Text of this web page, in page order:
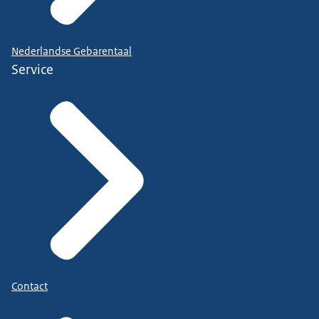
Russische kolen, het Russische gas en de Russische
een opgave. We kunnen dat realiseren door hard
te werken aan die mix van energiebesparing,
tot meer import van energie uit andere landen.
Daarbij kijken we onder andere naar Liquid
Natural Gas, dus LNG. En we moeten maatregelen
nemen om te garanderen dat we gasopslagen, dat
die voor aankomende winter voldoende gevuld
zijn. Dan heb ik vannacht een paar van uw
collega’s getroffen nog op het Ministerie van
Financiën. Die hebben het volgehouden tot half
drie ’s nachts. Daar zijn de gesprekken een eind,
gezegd heb, we rondden ze niet af. We hebben wel
Nederlandse Gebarentaal
Service
Contact